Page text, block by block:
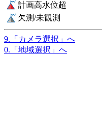
計画高水位超
欠測/未観測
9.「カメラ選択」へ
0.「地域選択」へ